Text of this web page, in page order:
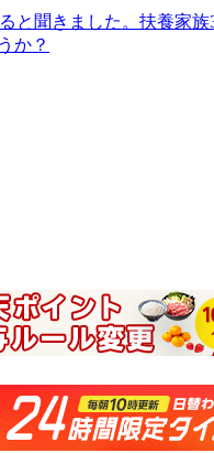
と聞きました。扶養家
か？